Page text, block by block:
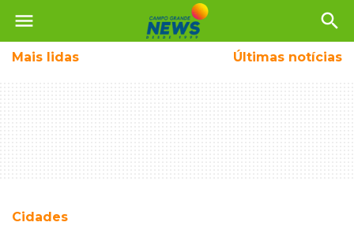
menu search
Mais lidas Últimas notícias
Cidades